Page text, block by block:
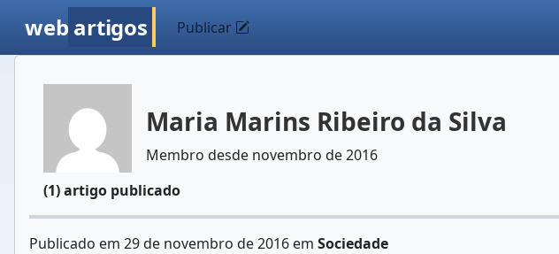
web artigos Publicar
Maria Marins Ribeiro da Silva
Membro desde novembro de 2016
(1) artigo publicado
Publicado em 29 de novembro de 2016 em Sociedade